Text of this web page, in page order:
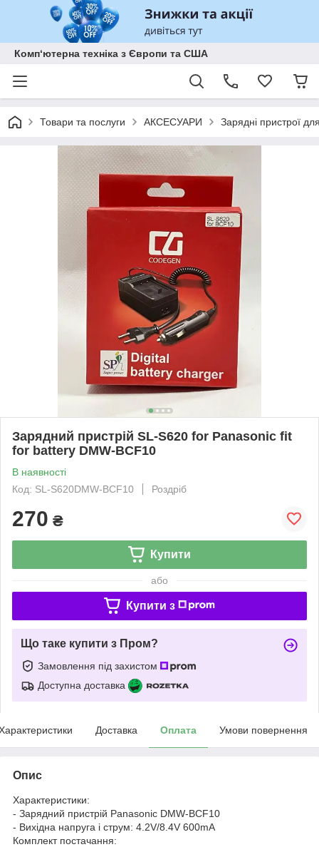
Комп‘ютерна техніка з Європи та США
Товари та послуги АКСЕСУАРИ Зарядні пристрої
Зарядний пристрій SL-S620 for Panasonic fit
for battery DMW-BCF10
В наявності
Код: SL-S620DMW-BCF10
Роздріб
270 ₴
Купити
або
Купити з
Що таке купити з Пром?
Замовлення під захистом
Доступна доставка
Доставка Оплата Умови повернення
Опис
Характеристики:
- Зарядний пристрій Panasonic DMW-BCF10
- Вихідна напруга і струм: 4.2V/8.4V 600mA
Комплект постачання: